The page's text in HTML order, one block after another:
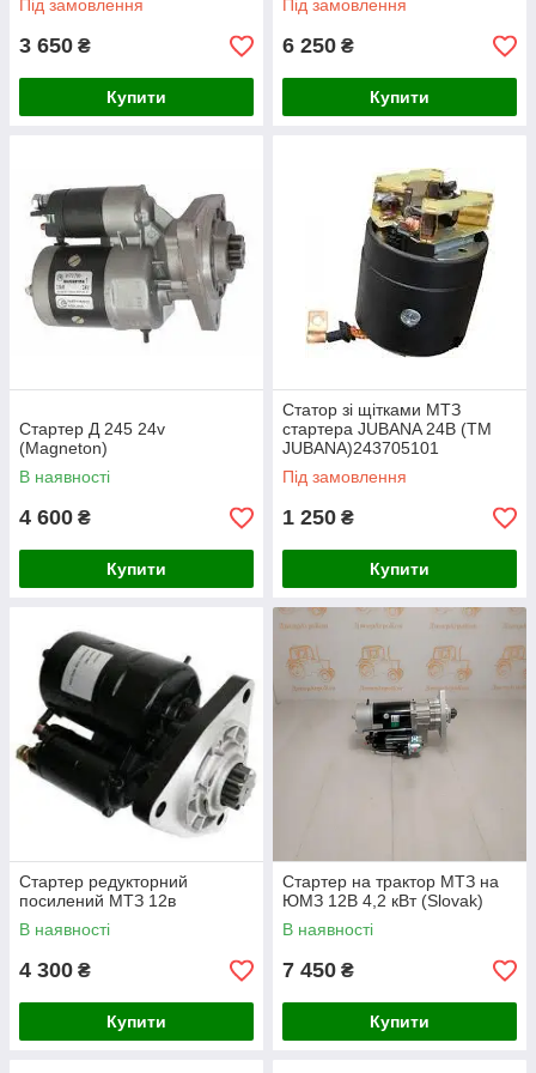
Під замовлення
3 650 ₴
Купити
Під замовлення
6 250 ₴
Купити
Стартер Д 245 24v
(Magneton)
В наявності
4 600 ₴
Купити
Статор зі щітками МТЗ
стартера JUBANA 24В (ТМ
JUBANA)243705101
Під замовлення
1 250 ₴
Купити
Стартер редукторний
посилений МТЗ 12в
В наявності
4 300 ₴
Купити
Стартер на трактор МТЗ на
ЮМЗ 12В 4,2 кВт (Slovak)
В наявності
7 450 ₴
Купити